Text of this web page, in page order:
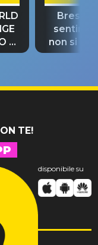
si
Bresh:
non si
fino alla
TE!
disponibile su